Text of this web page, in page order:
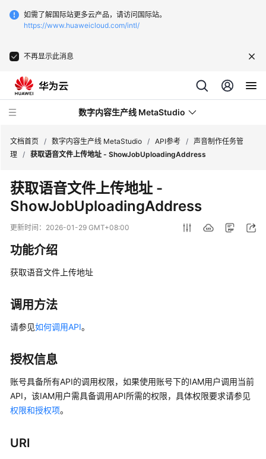
如需了解国际站更多云产品，请访问国际站。
https://www.huaweicloud.com/intl/
不再显示此消息
数字内容生产线 MetaStudio
新
动
服
务
公
产
品
绍
产
品
彩
页
快
文档首页 / 数字内容生产线 MetaStudio / API参考 / 声音制作任务管
理 / 获取语音文件上传地址 - ShowJobUploadingAddress
获取语音文件上传地址 -
ShowJobUploadingAddress
更新时间： 2026-01-29 GMT+08:00
功能介绍
获取语音文件上传地址
调用方法
请参见如何调用API。
授权信息
账号具备所有API的调用权限，如果使用账号下的IAM用户调用当前
API，该IAM用户需具备调用API所需的权限，具体权限要求请参见
权限和授权项。
URI